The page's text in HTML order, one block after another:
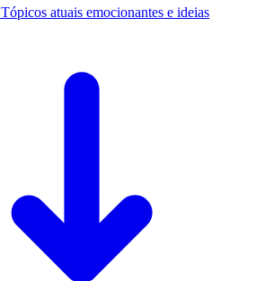
Tópicos atuais emocionantes e ideias